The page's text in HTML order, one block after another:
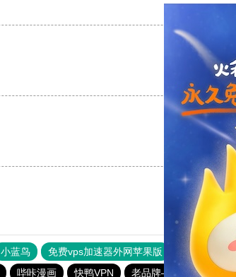
小蓝鸟 免费vps加速器外网苹果版 旋风加速度
哔咔漫画 快鸭VPN 老品牌—全民彩票